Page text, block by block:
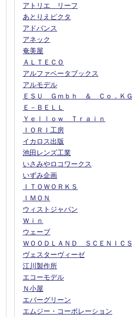
アトリエ リーフ
あとりえピクタ
アドバンス
アネック
奄美屋
ＡＬＴＥＣＯ
アルファベータブックス
アルモデル
ＥＳＵ Ｇｍｂｈ ＆ Ｃｏ．ＫＧ
Ｅ－ＢＥＬＬ
Ｙｅｌｌｏｗ Ｔｒａｉｎ
ＩＯＲＩ工房
イカロス出版
池田レンズ工業
いさみやロコワークス
いずみ企画
ＩＴＯＷＯＲＫＳ
ＩＭＯＮ
ウィストジャパン
Ｗｉｎ
ウェーブ
ＷＯＯＤＬＡＮＤ ＳＣＥＮＩＣＳ
ヴェスターヴィーゼ
江川製作所
エコーモデル
Ｎ小屋
エバーグリーン
エムジー・コーポレーション